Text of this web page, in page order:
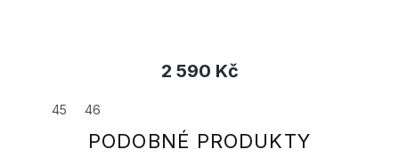
2 590 Kč
45 46